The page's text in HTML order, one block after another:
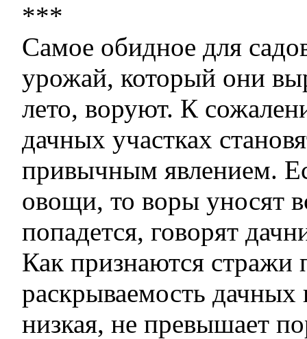
***
Самое обидное для
урожай, который они
лето, воруют. К
дачных участках
привычным явлением.
овощи, то воры уносят
попадется, говорят
Как признаются стражи
раскрываемость дачных
низкая, не превышает